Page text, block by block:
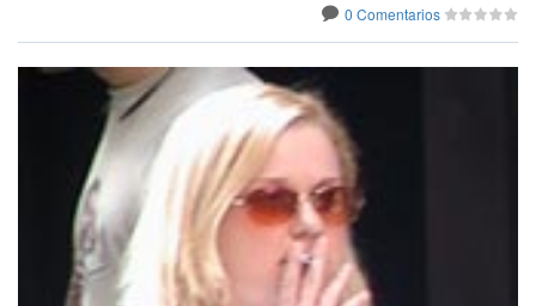
0 Comentarios